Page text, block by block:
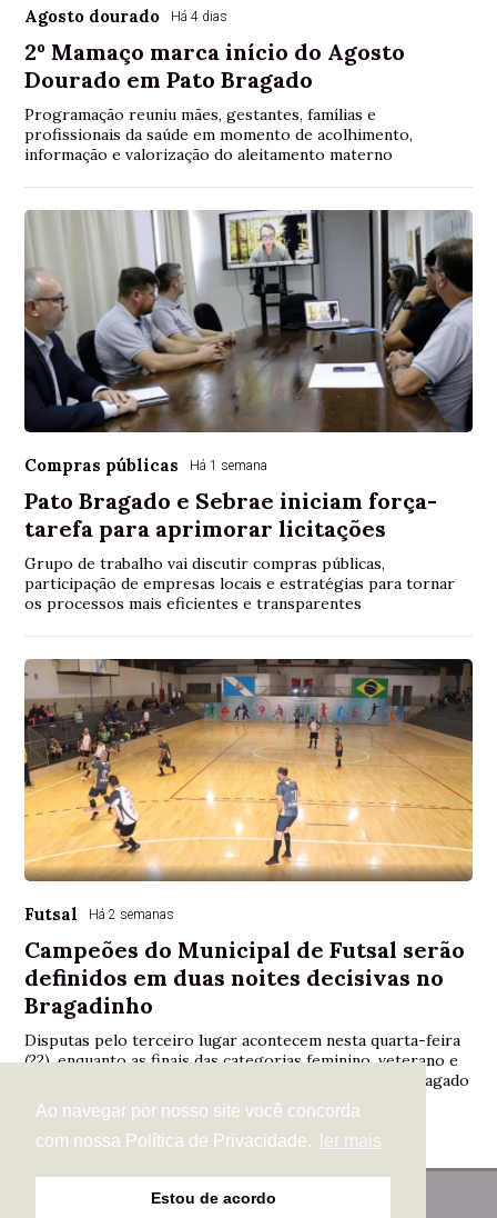
Ao navegar por nosso site você concorda
com nossa Política de Privacidade.
ler mais
Estou de acordo
Agosto dourado Há 4 dias
2º Mamaço marca início do Agosto
Dourado em Pato Bragado
Programação reuniu mães, gestantes, famílias e
profissionais da saúde em momento de acolhimento,
informação e valorização do aleitamento materno
Compras públicas Há 1 semana
Pato Bragado e Sebrae iniciam força-
tarefa para aprimorar licitações
Grupo de trabalho vai discutir compras públicas,
participação de empresas locais e estratégias para tornar
os processos mais eficientes e transparentes
Futsal Há 2 semanas
Campeões do Municipal de Futsal serão
definidos em duas noites decisivas no
Bragadinho
Disputas pelo terceiro lugar acontecem nesta quarta-feira
(22), enquanto as finais das categorias feminino, veterano e
adulto serão realizadas na sexta-feira (24), em Pato Bragado